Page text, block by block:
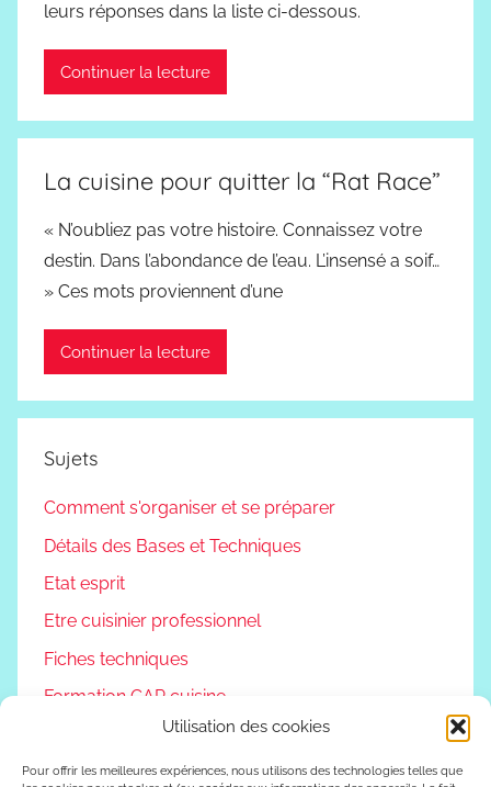
Utilisation des cookies
Pour offrir les meilleures expériences, nous utilisons des technologies telles que
leurs réponses dans la liste ci-dessous.
Continuer la lecture
La cuisine pour quitter la “Rat Race”
« N’oubliez pas votre histoire. Connaissez votre
destin. Dans l’abondance de l’eau. L’insensé a soif…
» Ces mots proviennent d’une
Continuer la lecture
Sujets
Comment s'organiser et se préparer
Détails des Bases et Techniques
Etat esprit
Etre cuisinier professionnel
Fiches techniques
Formation CAP cuisine
Podcast